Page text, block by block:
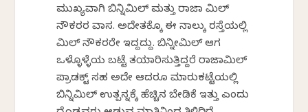
ಮುಖ್ಯವಾಗಿ ಬಿನ್ನಿಮಿಲ್ ಮತ್ತು ರಾಜಾ ಮಿಲ್
ನೌಕರರ ವಾಸ. ಅದೇತಕ್ಕೊ ಈ ನಾಲ್ಕು ರಸ್ತೆಯಲ್ಲಿ
ಮಿಲ್ ನೌಕರರೇ ಇದ್ದದ್ದು. ಬಿನ್ನೀಮಿಲ್ ಆಗ
ಒಳ್ಳೊಳ್ಳೆಯ ಬಟ್ಟೆ ತಯಾರಿಸುತ್ತಿದ್ದರೆ ರಾಜಾಮಿಲ್
ಪ್ರಾಡಕ್ಟ್ ಸಹ ಅದೇ ಆದರೂ ಮಾರುಕಟ್ಟೆಯಲ್ಲಿ
ಬಿನ್ನಿಮಿಲ್ ಉತ್ಪನ್ನಕ್ಕೆ ಹೆಚ್ಚಿನ ಬೇಡಿಕೆ ಇತ್ತು ಎಂದು